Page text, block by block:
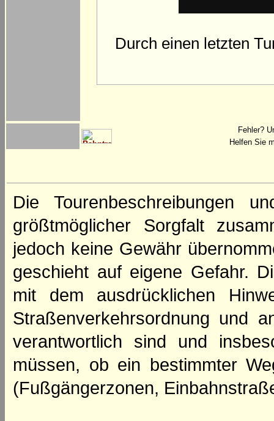
Durch einen letzten
Fehler?
Helfen Sie
Die Tourenbeschreibungen
größtmöglicher Sorgfalt
jedoch keine Gewähr
geschieht auf eigene Gefahr.
mit dem ausdrücklichen
Straßenverkehrsordnung und
verantwortlich sind und
müssen, ob ein bestimmter
(Fußgängerzonen,